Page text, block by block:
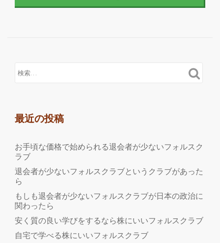
最近の投稿
お手頃な価格で始められる退会者が少ないフォルスク
ラブ
退会者が少ないフォルスクラブというクラブがあった
ら
もしも退会者が少ないフォルスクラブが日本の政治に
関わったら
安く質の良い学びをするなら株にいいフォルスクラブ
自宅で学べる株にいいフォルスクラブ